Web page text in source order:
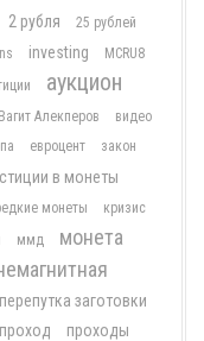
2 рубля
25 рублей
investing MCRU8
аукцион
Вагит Алекперов
видео
евроцент
закон
в монеты
монеты
кризис
ммд монета
перепутка заготовки
проход
проходы